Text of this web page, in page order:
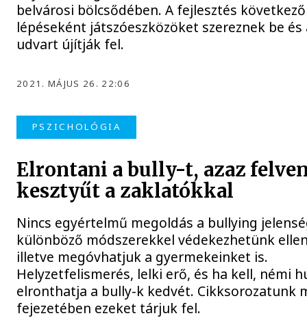
belvárosi bölcsődében. A fejlesztés következő
lépéseként játszóeszközöket szereznek be és
udvart újítják fel.
2021. MÁJUS 26. 22:06
PSZICHOLÓGIA
Elrontani a bully-t, azaz
kesztyűt a zaklatókkal
Nincs egyértelmű megoldás a bullying
különböző módszerekkel védekezhetünk
illetve megóvhatjuk a gyermekeinket is.
Helyzetfelismerés, lelki erő, és ha kell, némi
elronthatja a bully-k kedvét. Cikksorozatunk
fejezetében ezeket tárjuk fel.